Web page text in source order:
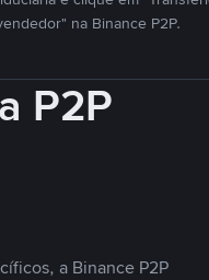
na Binance P2P.
P2P
a Binance P2P